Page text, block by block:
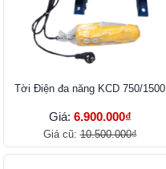
Tời Điện đa năng KCD 750/1500
Giá: 6.900.000₫
Giá cũ:10.500.000₫